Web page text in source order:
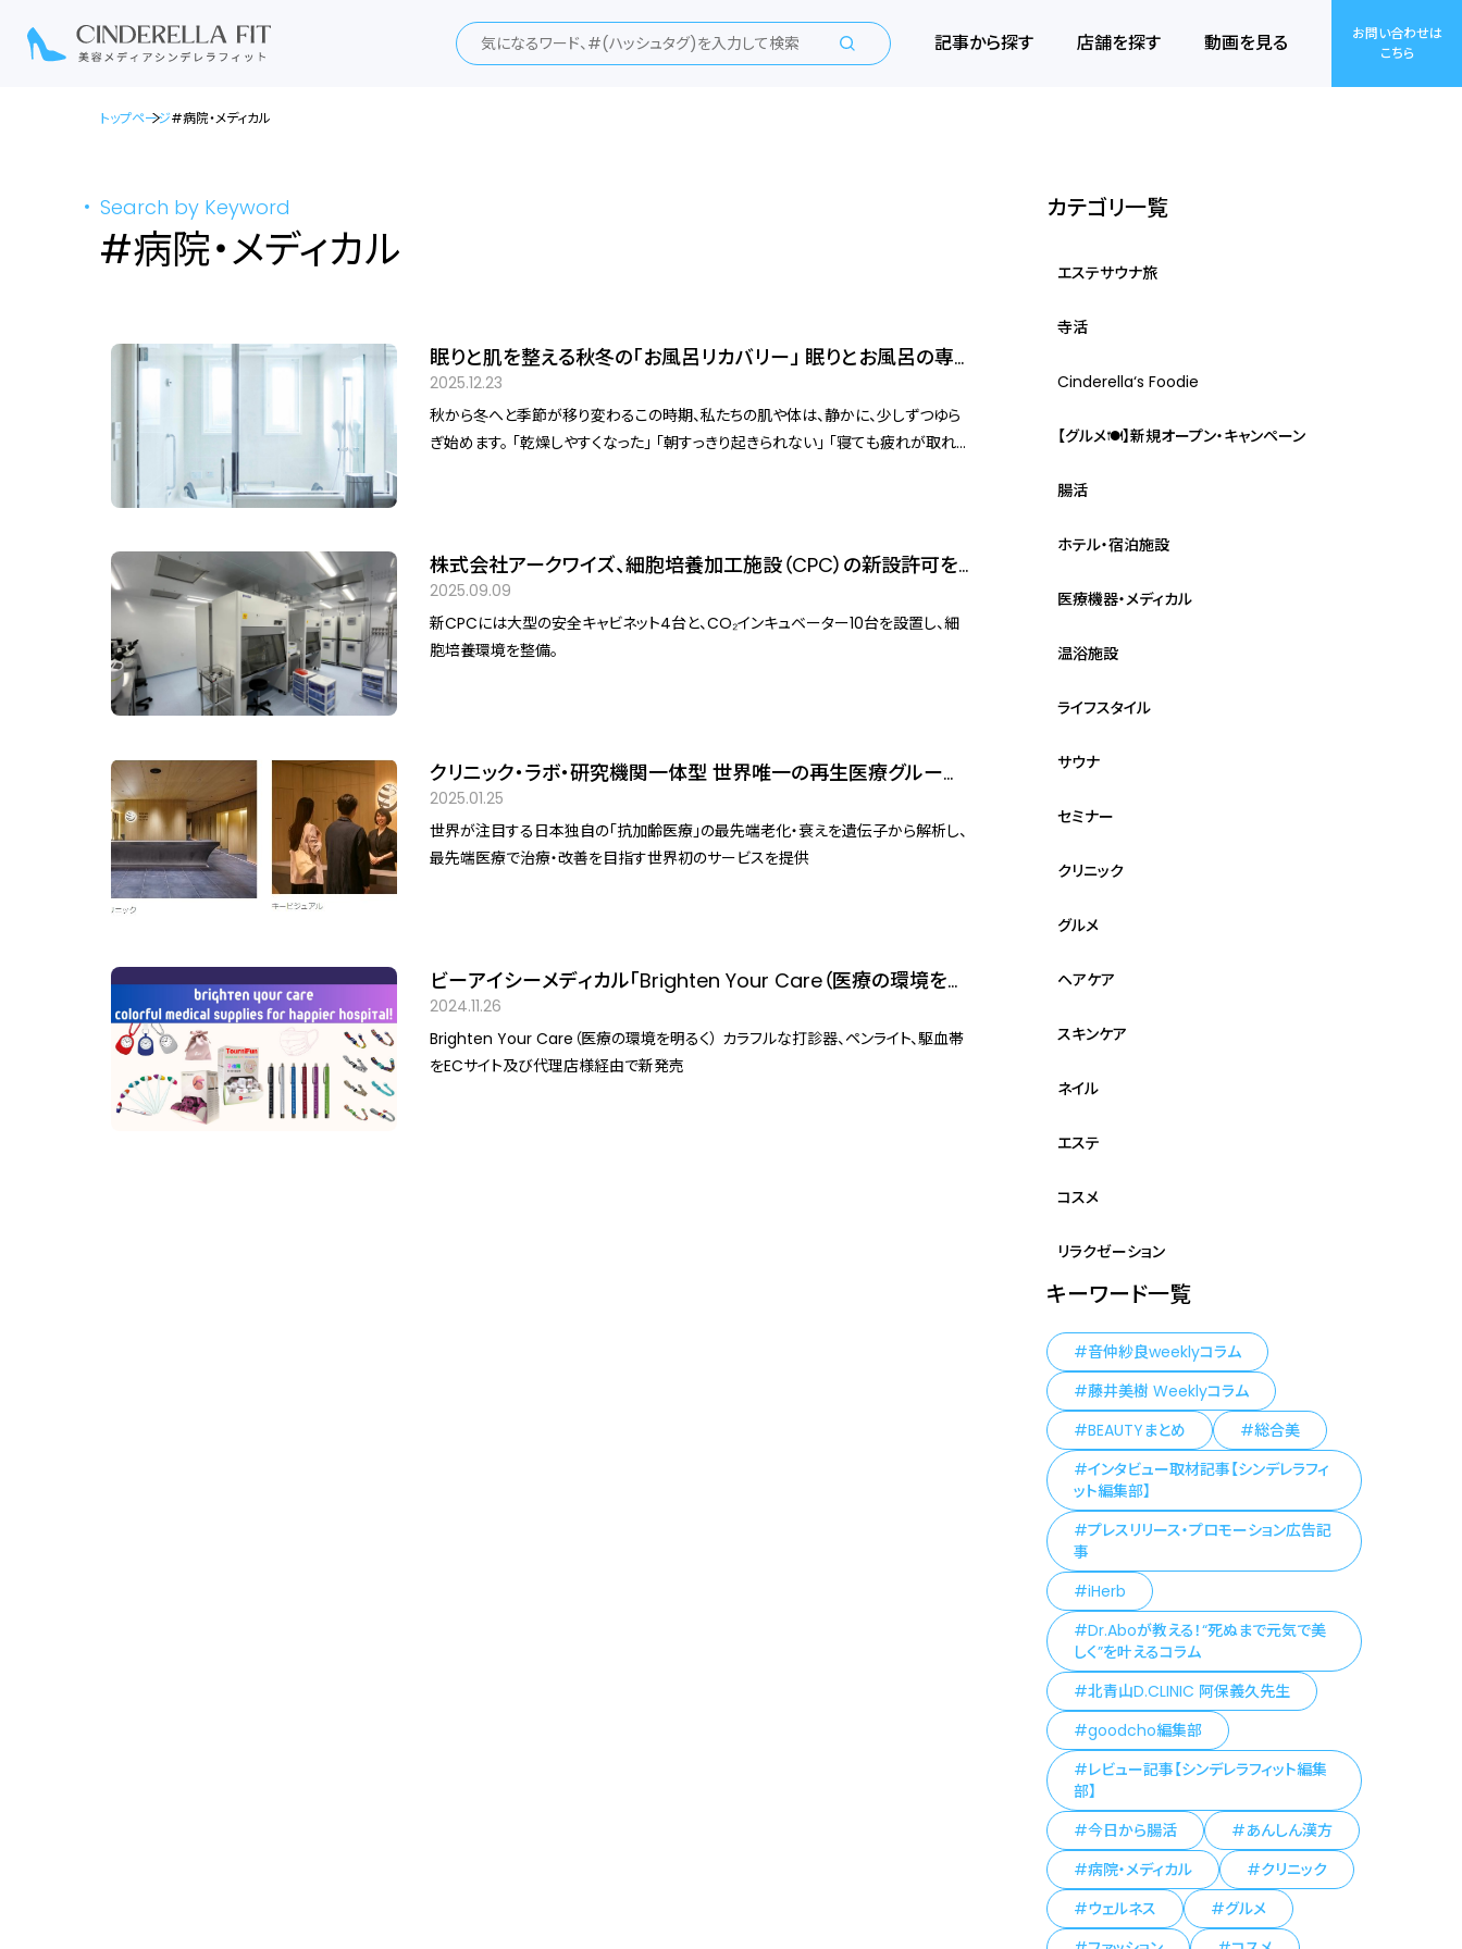
記事から探す 店舗を探す 動画を見る
お問い合わせは
こちら
トップページ#病院・メディカル
Search by Keyword
#病院・メディカル
眠りと肌を整える秋冬の「お風呂リカバリー」 眠りとお風呂の専
門家・小林麻利子先生に聞く最も効率のよいセルフケア習慣
2025.12.23
秋から冬へと季節が移り変わるこの時期、私たちの肌や体は、静かに、少しずつゆら
ぎ始めます。 「乾燥しやすくなった」 「朝すっきり起きられない」 「寝ても疲れが取れに
株式会社アークワイズ、細胞培養加工施設（CPC）の新設許可を
取得。北青山D.CLINICでの活用を予定し、再生医療の安全性と提
供体制を強化へ
2025.09.09
新CPCには大型の安全キャビネット4台と、CO₂インキュベーター10台を設置し、細
胞培養環境を整備。
クリニック・ラボ・研究機関一体型 世界唯一の再生医療グループ
が誕生 東京リライフクリニックが2025年1月23日グランドオープ
ン
2025.01.25
世界が注目する日本独自の「抗加齢医療」の最先端老化・衰えを遺伝子から解析し、
最先端医療で治療・改善を目指す世界初のサービスを提供
ビーアイシーメディカル「Brighten Your Care（医療の環境を明
るく）」
2024.11.26
Brighten Your Care（医療の環境を明るく） カラフルな打診器、ペンライト、駆血帯
をECサイト及び代理店様経由で新発売
カテゴリ一覧
エステサウナ旅
寺活
Cinderella‘s Foodie
【グルメ🍽】新規オープン・キャンペーン
腸活
ホテル・宿泊施設
医療機器・メディカル
温浴施設
ライフスタイル
サウナ
セミナー
クリニック
グルメ
ヘアケア
スキンケア
ネイル
エステ
コスメ
リラクゼーション
キーワード一覧
音仲紗良weeklyコラム
藤井美樹 Weeklyコラム
BEAUTYまとめ
総合美
インタビュー取材記事【シンデレラフィ
ット編集部】
プレスリリース・プロモーション広告記
事
iHerb
Dr.Aboが教える！“死ぬまで元気で美
しく”を叶えるコラム
北青山D.CLINIC 阿保義久先生
goodcho編集部
レビュー記事【シンデレラフィット編集
部】
今日から腸活
あんしん漢方
病院・メディカル
クリニック
ウェルネス
グルメ